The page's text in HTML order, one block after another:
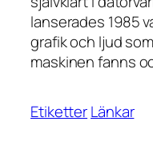
lanserades 1985
grafik och ljud
maskinen fanns
EtiketterLänkar